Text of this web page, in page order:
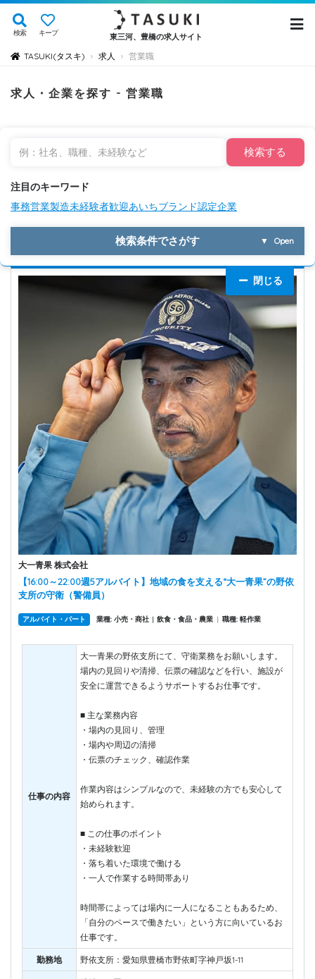
検索 キープ 東三河、豊橋の求人サイト
TASUKI(タスキ) › 求人 › 営業職
求人・企業を探す - 営業職
検索する
注目のキーワード
事務営業製造未経験者歓迎あいちブランド認定企業
検索条件でさがす ▼ Open
閉じる
大一青果 株式会社
【16:00～22:00週5アルバイト】地域の食を支える“大一青果”の野依
支所の守衛（警備員）
アルバイト・パート 業種: 小売・商社 | 飲食・食品・農業 | 職種: 軽作業
仕事の内容
大一青果の野依支所にて、守衛業務をお願いします。
場内の見回りや清掃、伝票の確認などを行い、施設が
安全に運営できるようサポートするお仕事です。
■ 主な業務内容
・場内の見回り、管理
・場内や周辺の清掃
・伝票のチェック、確認作業
作業内容はシンプルなので、未経験の方でも安心して
始められます。
■ この仕事のポイント
・未経験歓迎
・落ち着いた環境で働ける
・一人で作業する時間帯あり
時間帯によっては場内に一人になることもあるため、
「自分のペースで働きたい」という方に向いているお
仕事です。
勤務地 野依支所：愛知県豊橋市野依町字神戸坂1-11